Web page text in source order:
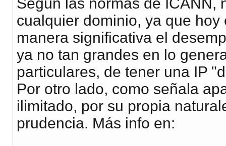
Según las normas de ICANN,
cualquier dominio, ya que
manera significativa el
ya no tan grandes en lo
particulares, de tener una IP
Por otro lado, como señala
ilimitado, por su propia
prudencia. Más info en: